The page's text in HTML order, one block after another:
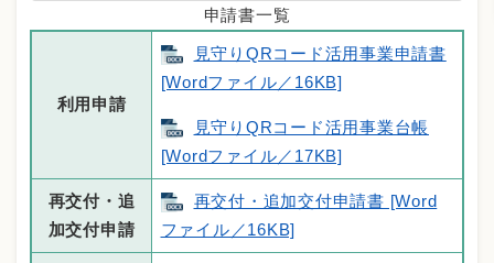
申請書一覧
利用申請
見守りQRコード活用事業申請書
[Wordファイル／16KB]
見守りQRコード活用事業台帳
[Wordファイル／17KB]
再交付・追
加交付申請
再交付・追加交付申請書 [Word
ファイル／16KB]